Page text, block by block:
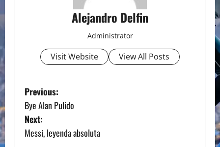
Alejandro Delfin
Administrator
Visit Website View All Posts
P
o
s
Previous:
Bye Alan Pulido
Next:
Messi, leyenda absoluta